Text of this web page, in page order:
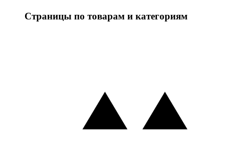
Страницы по товарам и категориям